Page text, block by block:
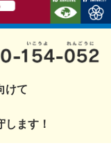
けて
ます！